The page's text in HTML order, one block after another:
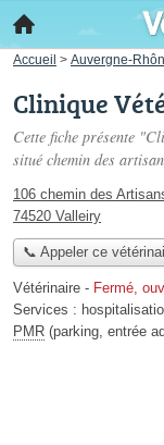
Accueil > Auvergne-
Clinique
Cette fiche présente
situé chemin des
106 chemin des
74520 Valleiry
📞 Appeler ce
Vétérinaire - Fermé,
Services :
PMR (parking, entrée